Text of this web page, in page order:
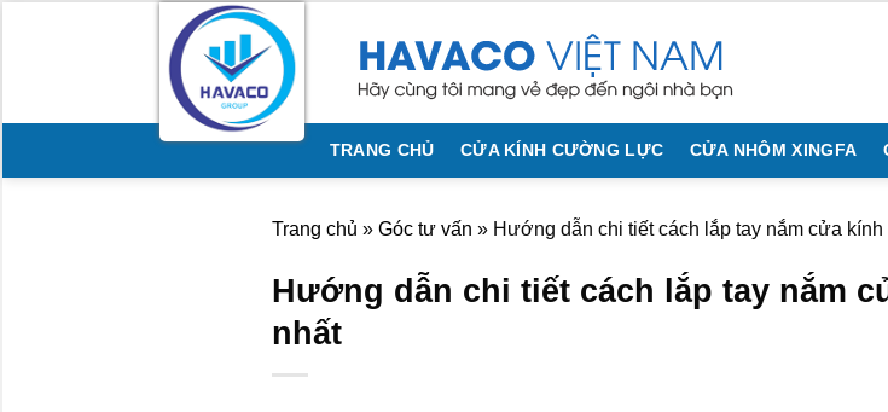
TRANG CHỦ CỬA KÍNH CƯỜNG LỰC CỬA NHÔM XINGFA
Trang chủ » Góc tư vấn » Hướng dẫn chi tiết cách lắp tay nắm cửa
Hướng dẫn chi tiết cách lắp tay nắm
nhất